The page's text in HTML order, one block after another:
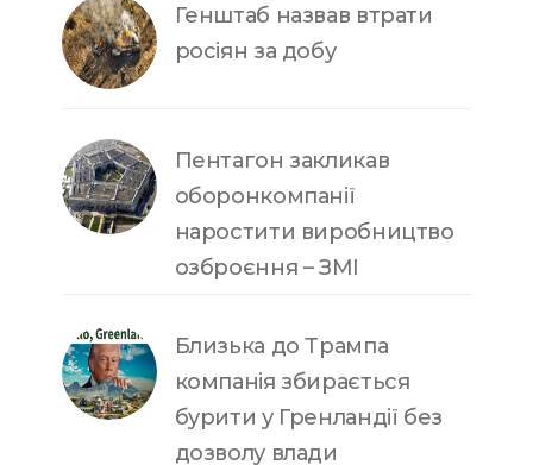
Генштаб назвав втрати
росіян за добу
Пентагон закликав
оборонкомпанії
наростити виробництво
озброєння – ЗМІ
Близька до Трампа
компанія збирається
бурити у Гренландії без
дозволу влади